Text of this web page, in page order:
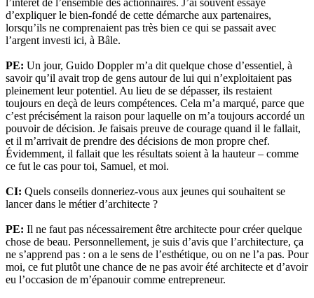
l’intérêt de l’ensemble des actionnaires. J’ai souvent essayé
d’expliquer le bien-fondé de cette démarche aux partenaires,
lorsqu’ils ne comprenaient pas très bien ce qui se passait avec
l’argent investi ici, à Bâle.
PE: Un jour, Guido Doppler m’a dit quelque chose d’essentiel, à
savoir qu’il avait trop de gens autour de lui qui n’exploitaient pas
pleinement leur potentiel. Au lieu de se dépasser, ils restaient
toujours en deçà de leurs compétences. Cela m’a marqué, parce que
c’est précisément la raison pour laquelle on m’a toujours accordé un
pouvoir de décision. Je faisais preuve de courage quand il le fallait,
et il m’arrivait de prendre des décisions de mon propre chef.
Évidemment, il fallait que les résultats soient à la hauteur – comme
ce fut le cas pour toi, Samuel, et moi.
CI: Quels conseils donneriez-vous aux jeunes qui souhaitent se
lancer dans le métier d’architecte ?
PE: Il ne faut pas nécessairement être architecte pour créer quelque
chose de beau. Personnellement, je suis d’avis que l’architecture, ça
ne s’apprend pas : on a le sens de l’esthétique, ou on ne l’a pas. Pour
moi, ce fut plutôt une chance de ne pas avoir été architecte et d’avoir
eu l’occasion de m’épanouir comme entrepreneur.